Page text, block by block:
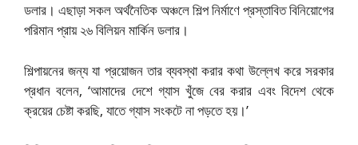
ডলার। এছাড়া সকল অর্থনৈতিক অঞ্চলে শিল্প নির্মাণে প্রস্তাবিত বিনিয়োগের
পরিমান প্রায় ২৬ বিলিয়ন মার্কিন ডলার।
শিল্পায়নের জন্য যা প্রয়োজন তার ব্যবস্থা করার কথা উল্লেখ করে সরকার
প্রধান বলেন, ‘আমাদের দেশে গ্যাস খুঁজে বের করার এবং বিদেশ থেকে
ক্রয়ের চেষ্টা করছি, যাতে গ্যাস সংকটে না পড়তে হয়।’